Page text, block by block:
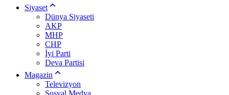
Siyaset
Dünya Siyaseti
AKP
MHP
CHP
İyi Parti
Deva Partisi
Magazin
Televizyon
Sosyal Medya